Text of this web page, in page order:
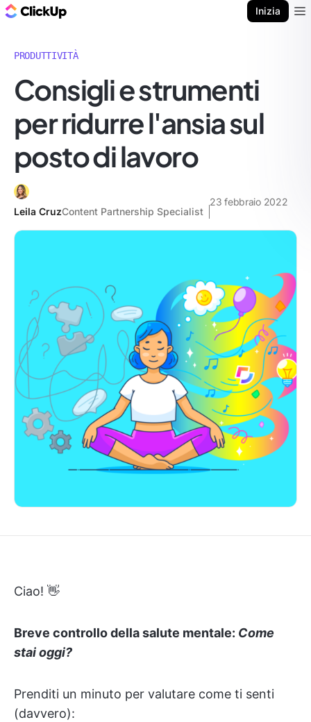
Inizia
PRODUTTIVITÀ
Consigli e strumenti
per ridurre l'ansia sul
posto di lavoro
Leila CruzContent Partnership Specialist
23 febbraio 2022
Ciao! 👋
Breve controllo della salute mentale: Come
stai oggi?
Prenditi un minuto per valutare come ti senti
(davvero):